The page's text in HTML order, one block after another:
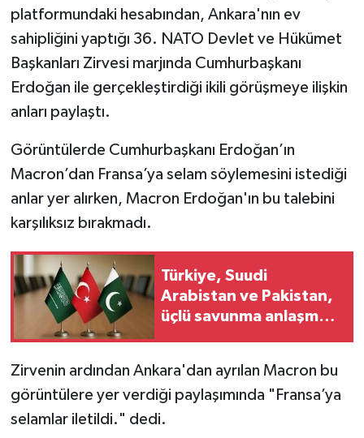
platformundaki hesabından, Ankara'nın ev
sahipliğini yaptığı 36.⁠ ⁠NATO Devlet ve Hükümet
Başkanları Zirvesi marjında Cumhurbaşkanı
Erdoğan ile gerçekleştirdiği ikili görüşmeye ilişkin
anları paylaştı.
Görüntülerde Cumhurbaşkanı Erdoğan’ın
Macron’dan Fransa’ya selam söylemesini istediği
anlar yer alırken, Macron Erdoğan'ın bu talebini
karşılıksız bırakmadı.
Türkiye, Suudi
Arabistan ve Pakistan,
üçlü savunma anlaşması
Zirvenin ardından Ankara'dan ayrılan Macron bu
görüntülere yer verdiği paylaşımında "Fransa’ya
selamlar iletildi." dedi.